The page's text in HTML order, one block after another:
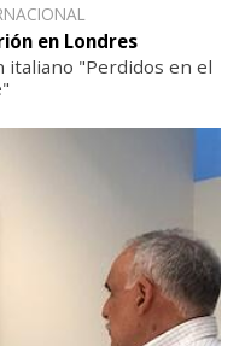
en Londres
"Perdidos en el